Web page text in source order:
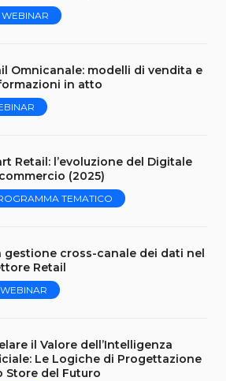
WEBINAR
Omnicanale: modelli di vendita e
in atto
Retail: l’evoluzione del Digitale
(2025)
TEMATICO
gestione cross-canale dei dati nel
Retail
WEBINAR
il Valore dell’Intelligenza
Le Logiche di Progettazione
Store del Futuro